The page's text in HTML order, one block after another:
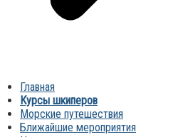
Главная
Курсы шкиперов
Морские путешествия
Ближайшие мероприятия